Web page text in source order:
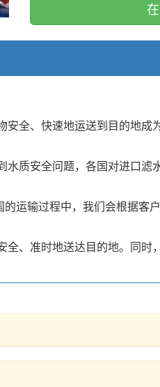
全、快速地运送到目的地
质安全问题，各国对进口
运输过程中，我们会根据客
、准时地送达目的地。同时